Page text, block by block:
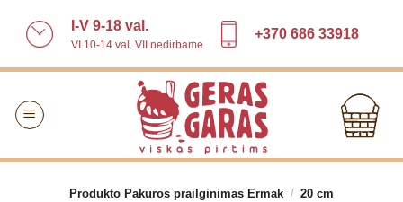
I-V 9-18 val.
VI 10-14 val. VII nedirbame
+370 686 33918
Produkto Pakuros prailginimas Ermak / 20 cm